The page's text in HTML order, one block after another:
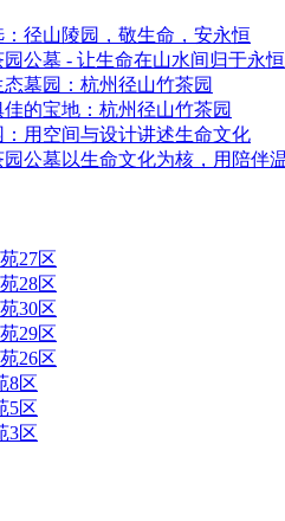
径山陵园，敬生命，安永恒
公墓 - 让生命在山水间归于永
墓园：杭州径山竹茶园
的宝地：杭州径山竹茶园
用空间与设计讲述生命文化
公墓以生命文化为核，用陪伴
27区
28区
30区
29区
26区
8区
5区
3区